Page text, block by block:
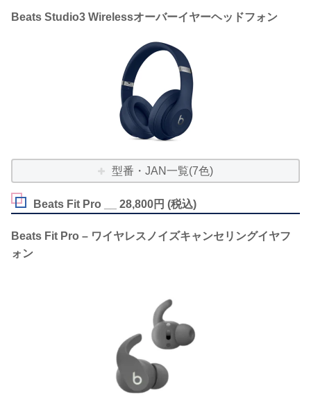
Beats Studio3 Wirelessオーバーイヤーヘッドフォン
型番・JAN一覧(7色)
Beats Fit Pro __ 28,800円 (税込)
Beats Fit Pro – ワイヤレスノイズキャンセリングイヤフ
ォン